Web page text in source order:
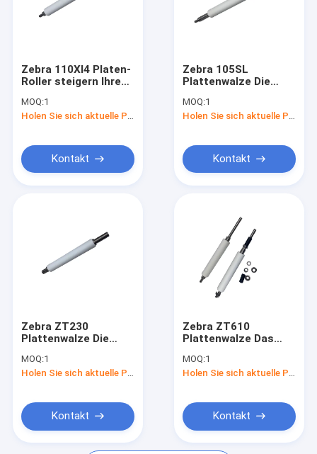
Über uns
Referenzen
Zebra 110XI4 Platen-
Roller steigern Ihre
Leistung
MOQ:1
Kontakt
Zebra 105SL
Plattenwalze Die
Ihre
Druckbedürfnisse
MOQ:1
Kontakt
Zebra ZT230
Plattenwalze Die
den glatten
Etikettendruck
MOQ:1
Kontakt
Zebra ZT610
Plattenwalze Das
glattes Drucken
MOQ:1
Kontakt